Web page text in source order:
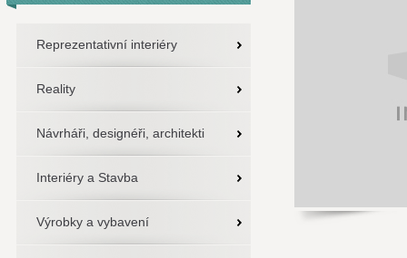
Reprezentativní interiéry
Reality
Návrháři, designéři, architekti
Interiéry a Stavba
Výrobky a vybavení